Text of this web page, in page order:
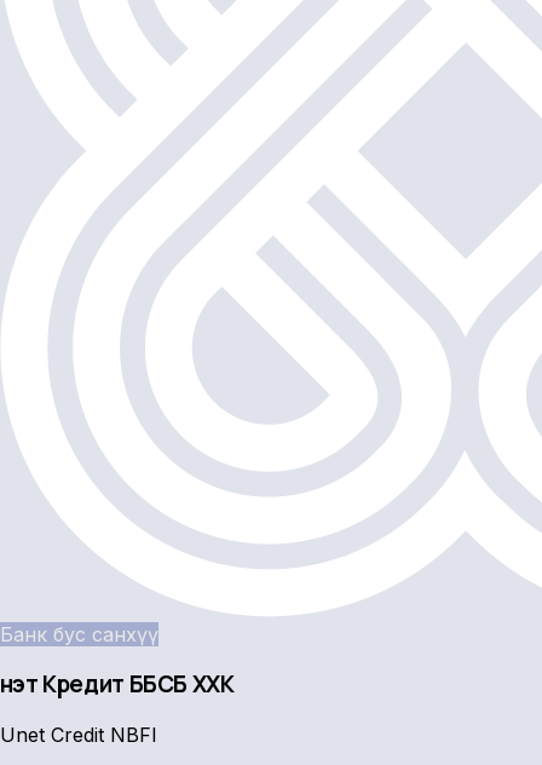
Банк бус санхүү
Үнэт Кредит ББСБ ХХК
Unet Credit NBFI